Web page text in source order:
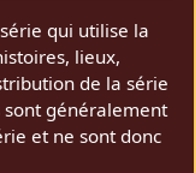
qui utilise la
lieux,
de la série
généralement
et ne sont donc